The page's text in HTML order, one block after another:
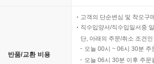
반품/교환 비용
고객의 단순변심 및 착오구
직수입양서/직수입일서중
단, 아래의 주문/취소 조건
오늘 00시 ~ 06시 30분
오늘 06시 30분 이후 주